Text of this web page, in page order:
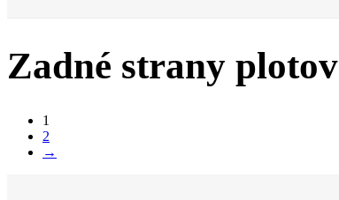
Zadné strany plotov
1
2
→